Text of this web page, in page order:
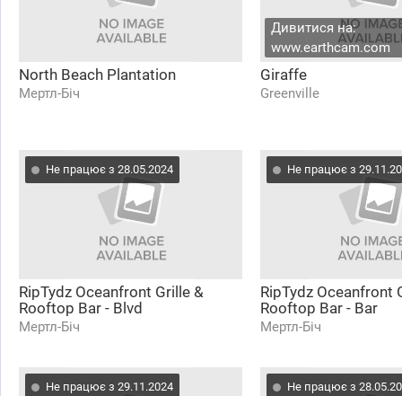
North Beach Plantation
Мертл-Біч
Дивитися на:
www.earthcam.com
Giraffe
Greenville
Не працює з 28.05.2024
RipTydz Oceanfront Grille &
Rooftop Bar - Blvd
Мертл-Біч
Не працює з
RipTydz Oceanfront
Rooftop Bar - Bar
Мертл-Біч
Не працює з 29.11.2024 Не працює з